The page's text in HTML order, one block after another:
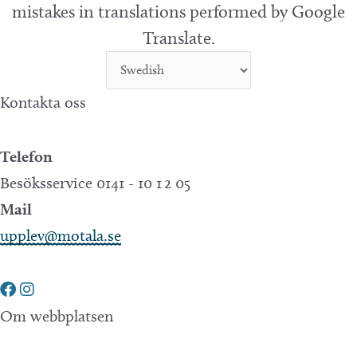
mistakes in translations performed by Google
Translate.
Kontakta oss
Telefon
Besöksservice 0141 - 10 1 2 05
Mail
upplev@motala.se
Om webbplatsen